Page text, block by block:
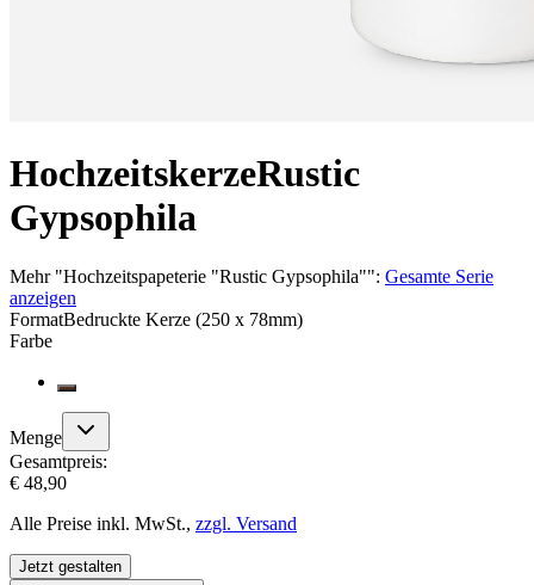
HochzeitskerzeRustic
Gypsophila
Mehr"Hochzeitspapeterie "Rustic Gypsophila"": Gesamte Serie
anzeigen
FormatBedruckte Kerze (250 x 78mm)
Farbe
Menge
Gesamtpreis:
€ 48,90
Alle Preise inkl. MwSt., zzgl. Versand
Jetzt gestalten